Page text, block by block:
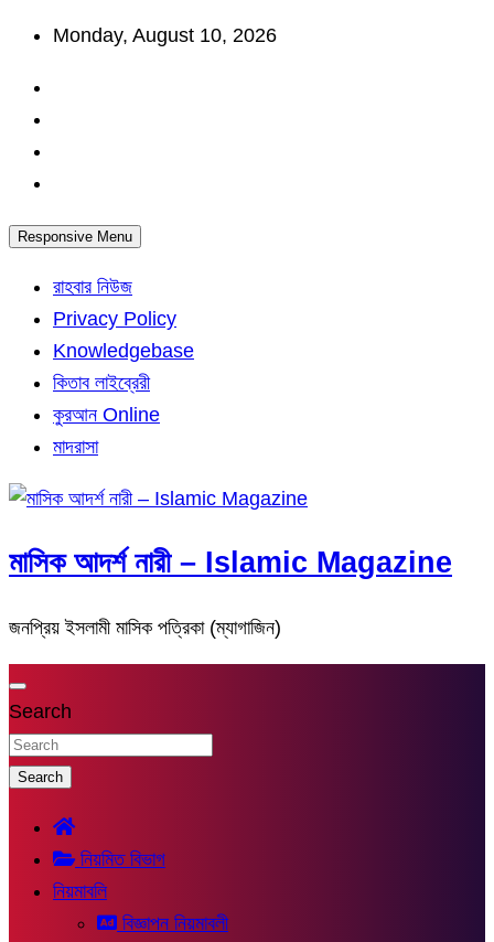
Skip
content
Monday, August 10, 2026
Responsive Menu
রাহবার নিউজ
Privacy Policy
Knowledgebase
কিতাব লাইব্রেরী
কুরআন Online
মাদরাসা
মাসিক আদর্শ নারী – Islamic Magazine
জনপ্রিয় ইসলামী মাসিক পত্রিকা (ম্যাগাজিন)
Search
Search
নিয়মিত বিভাগ
নিয়মাবলি
বিজ্ঞাপন নিয়মাবলী